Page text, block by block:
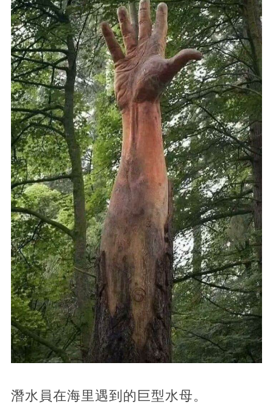
潛水員在海里遇到的巨型水母。